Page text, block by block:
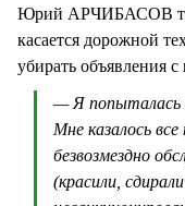
Юрий АРЧИБАСОВ
касается дорожной
убирать объявления
— Я попыталась
Мне казалось
безвозмездно
(красили,